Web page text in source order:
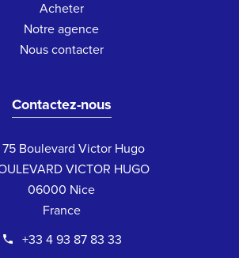
Acheter
Notre agence
Nous contacter
Contactez-nous
75 Boulevard Victor Hugo
VICTOR HUGO
06000 Nice
France
+33 4 93 87 83 33